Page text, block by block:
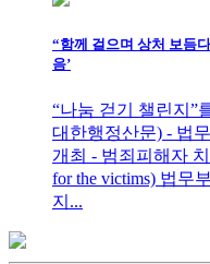
“함께 걸으며 상처 보듬
음’
“나눔 걷기 챌린지”
대한행정산문) - 법
개최 - 범죄피해자
for the victims) 법무
지...